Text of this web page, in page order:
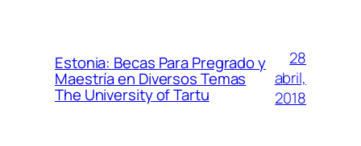
Estonia: Becas Para Pregrado y
Maestría en Diversos Temas
The University of Tartu
28
abril,
2018